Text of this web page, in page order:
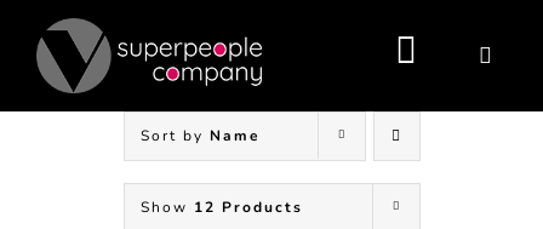
content
Toggle
Sort by Name
Show 12 Products